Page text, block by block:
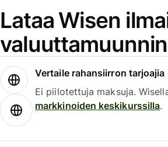
Lataa Wisen
Vertaile rahansiirron tarjoajia
Ei piilotettuja maksuja.
markkinoiden keskikurssilla.